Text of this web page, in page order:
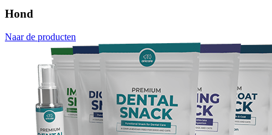
Hond
Naar de producten